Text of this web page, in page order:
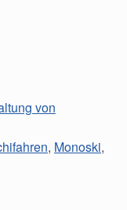
von
, Monoski,